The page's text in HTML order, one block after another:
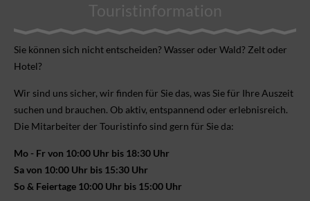
Touristinformation
Sie können sich nicht ent­scheiden? Wasser oder Wald? Zelt oder
Hotel?
Wir sind uns sicher, wir finden für Sie das, was Sie für Ihre Aus­zeit
suchen und brauchen. Ob aktiv, ent­spannend oder erlebnis­reich.
Die Mitarbeiter der Touristinfo sind gern für Sie da:
Mo - Fr von 10:00 Uhr bis 18:30 Uhr
Sa von 10:00 Uhr bis 15:30 Uhr
So & Feiertage 10:00 Uhr bis 15:00 Uhr